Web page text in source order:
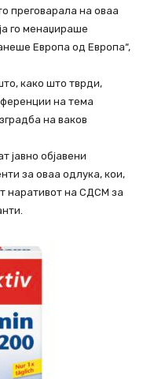
на оваа
го менаџираше
Европа од Европа“,
како што тврди,
на тема
на ваков
јавно објавени
за оваа одлука, кои,
наративот на СДСМ за